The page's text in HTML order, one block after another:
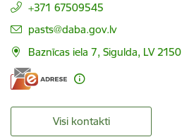
+371 67509545
E-pasts:
pasts@daba.gov.lv
Baznīcas iela 7, Sigulda, LV 2150
Visi kontakti